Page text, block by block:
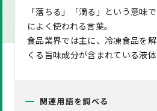
「落ちる」「滴る」という意味
によく使われる言葉。
食品業界では主に、冷凍食品を
くる旨味成分が含まれている液体
関連用語を調べる